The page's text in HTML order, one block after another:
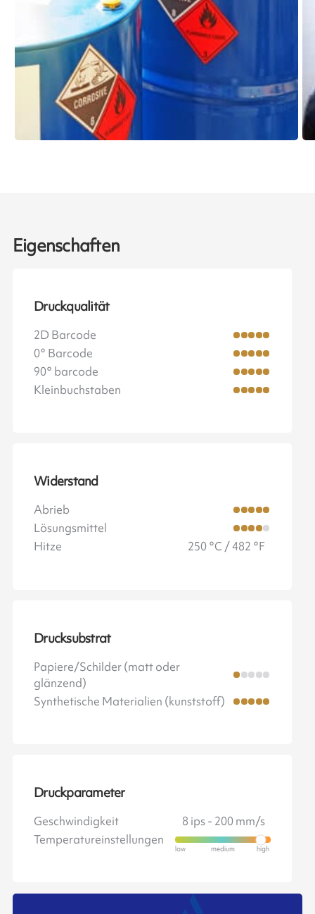
Eigenschaften
Druckqualität
2D Barcode
0° Barcode
90° barcode
Kleinbuchstaben
Widerstand
Abrieb
Lösungsmittel
Hitze
250 °C / 482 °F
Drucksubstrat
Papiere/Schilder (matt oder
glänzend)
Synthetische Materialien (kunststoff)
Druckparameter
Geschwindigkeit
8 ips - 200 mm/s
Temperatureinstellungen